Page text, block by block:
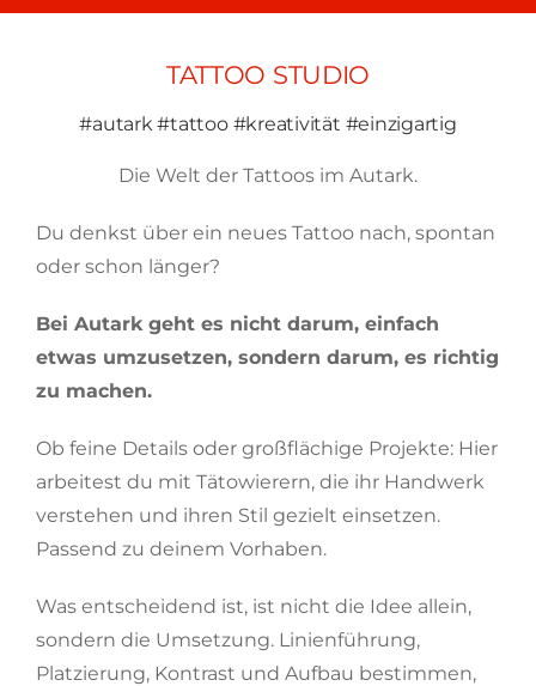
TATTOO STUDIO
#autark #tattoo #kreativität #einzigartig
Die Welt der Tattoos im Autark.
Du denkst über ein neues Tattoo nach, spontan
oder schon länger?
Bei Autark geht es nicht darum, einfach
etwas umzusetzen, sondern darum, es richtig
zu machen.
Ob feine Details oder großflächige Projekte: Hier
arbeitest du mit Tätowierern, die ihr Handwerk
verstehen und ihren Stil gezielt einsetzen.
Passend zu deinem Vorhaben.
Was entscheidend ist, ist nicht die Idee allein,
sondern die Umsetzung. Linienführung,
Platzierung, Kontrast und Aufbau bestimmen,